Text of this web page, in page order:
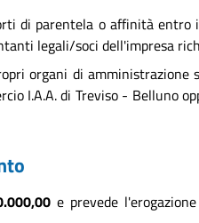
di parentela o affinità entro
legali/soci dell'impresa
organi di amministrazione
I.A.A. di Treviso - Belluno
e prevede